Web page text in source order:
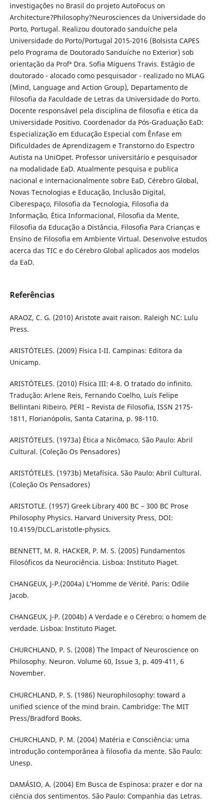
investigações no Brasil do projeto AutoFocus on
Architecture?Philosophy?Neurosciences da Universidade do
Porto, Portugal. Realizou doutorado sanduíche pela
Universidade do Porto/Portugal 2015-2016 (Bolsista CAPES
pelo Programa de Doutorado Sanduíche no Exterior) sob
orientação da Profª Dra. Sofia Miguens Travis. Estágio de
doutorado - alocado como pesquisador - realizado no MLAG
(Mind, Language and Action Group), Departamento de
Filosofia da Faculdade de Letras da Universidade do Porto.
Docente responsável pela disciplina de filosofia e ética da
Universidade Positivo. Coordenador da Pós-Graduação EaD:
Especialização em Educação Especial com Ênfase em
Dificuldades de Aprendizagem e Transtorno do Espectro
Autista na UniOpet. Professor universitário e pesquisador
na modalidade EaD. Atualmente pesquisa e publica
nacional e internacionalmente sobre EaD, Cérebro Global,
Novas Tecnologias e Educação, Inclusão Digital,
Ciberespaço, Filosofia da Tecnologia, Filosofia da
Informação, Ética Informacional, Filosofia da Mente,
Filosofia da Educação a Distância, Filosofia Para Crianças e
Ensino de Filosofia em Ambiente Virtual. Desenvolve estudos
acerca das TIC e do Cérebro Global aplicados aos modelos
da EaD.
Referências
ARAOZ, C. G. (2010) Aristote avait raison. Raleigh NC: Lulu
Press.
ARISTÓTELES. (2009) Física I-II. Campinas: Editora da
Unicamp.
ARISTÓTELES. (2010) Física III: 4-8. O tratado do infinito.
Tradução: Arlene Reis, Fernando Coelho, Luís Felipe
Bellintani Ribeiro. PERI – Revista de Filosofia, ISSN 2175-
1811, Florianópolis, Santa Catarina, p. 98-110.
ARISTÓTELES. (1973a) Ética a Nicômaco. São Paulo: Abril
Cultural. (Coleção Os Pensadores)
ARISTÓTELES. (1973b) Metafísica. São Paulo: Abril Cultural.
(Coleção Os Pensadores)
ARISTOTLE. (1957) Greek Library 400 BC – 300 BC Prose
Philosophy Physics. Harvard University Press, DOI:
10.4159/DLCL.aristotle-physics.
BENNETT, M. R. HACKER, P. M. S. (2005) Fundamentos
Filosóficos da Neurociência. Lisboa: Instituto Piaget.
CHANGEUX, J-P.(2004a) L’Homme de Vérité. Paris: Odile
Jacob.
CHANGEUX, J-P. (2004b) A Verdade e o Cérebro: o homem de
verdade. Lisboa: Instituto Piaget.
CHURCHLAND, P. S. (2008) The Impact of Neuroscience on
Philosophy. Neuron. Volume 60, Issue 3, p. 409-411, 6
November.
CHURCHLAND, P. S. (1986) Neurophilosophy: toward a
unified science of the mind brain. Cambridge: The MIT
Press/Bradford Books.
CHURCHLAND, P. M. (2004) Matéria e Consciência: uma
introdução contemporânea à filosofia da mente. São Paulo:
Unesp.
DAMÁSIO, A. (2004) Em Busca de Espinosa: prazer e dor na
ciência dos sentimentos. São Paulo: Companhia das Letras.